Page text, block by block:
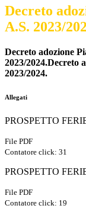
Decreto
A.S. 2023/
Decreto adozione
2023/2024.Decreto
2023/2024.
Allegati
PROSPETTO
File PDF
Contatore click: 31
PROSPETTO
File PDF
Contatore click: 19